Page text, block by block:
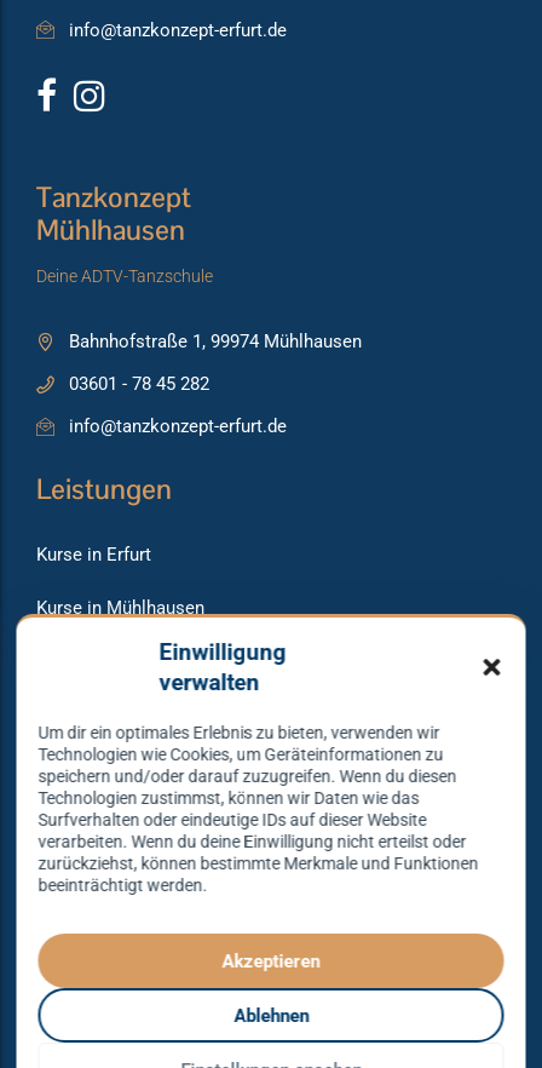
Einwilligung
verwalten
Um dir ein optimales Erlebnis zu bieten, verwenden wir
Technologien wie Cookies, um Geräteinformationen zu
speichern und/oder darauf zuzugreifen. Wenn du diesen
Technologien zustimmst, können wir Daten wie das
Surfverhalten oder eindeutige IDs auf dieser Website
verarbeiten. Wenn du deine Einwilligung nicht erteilst oder
zurückziehst, können bestimmte Merkmale und Funktionen
beeinträchtigt werden.
Akzeptieren
Ablehnen
info@tanzkonzept-erfurt.de
Tanzkonzept
Mühlhausen
Deine ADTV-Tanzschule
Bahnhofstraße 1, 99974 Mühlhausen
03601 - 78 45 282
info@tanzkonzept-erfurt.de
Leistungen
Kurse in Erfurt
Kurse in Mühlhausen
Veranstaltungen
Warum bei uns tanzen?
Lass dich begeistern und probier es aus – Tanzen lernen
Spielend leicht und mit viel Spaß!
Denn Tanzen kann jeder lernen – mit dem richtigen
Konzept sogar ganz einfach – das gibt es nur bei